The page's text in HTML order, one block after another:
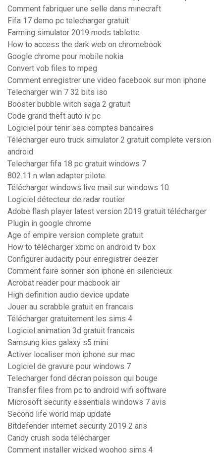
Comment fabriquer une selle dans minecraft
Fifa 17 demo pc telecharger gratuit
Farming simulator 2019 mods tablette
How to access the dark web on chromebook
Google chrome pour mobile nokia
Convert vob files to mpeg
Comment enregistrer une video facebook sur mon iphone
Telecharger win 7 32 bits iso
Booster bubble witch saga 2 gratuit
Code grand theft auto iv pc
Logiciel pour tenir ses comptes bancaires
Télécharger euro truck simulator 2 gratuit complete version
android
Telecharger fifa 18 pc gratuit windows 7
802.11 n wlan adapter pilote
Télécharger windows live mail sur windows 10
Logiciel détecteur de radar routier
Adobe flash player latest version 2019 gratuit télécharger
Plugin in google chrome
Age of empire version complete gratuit
How to télécharger xbmc on android tv box
Configurer audacity pour enregistrer deezer
Comment faire sonner son iphone en silencieux
Acrobat reader pour macbook air
High definition audio device update
Jouer au scrabble gratuit en francais
Télécharger gratuitement les sims 4
Logiciel animation 3d gratuit francais
Samsung kies galaxy s5 mini
Activer localiser mon iphone sur mac
Logiciel de gravure pour windows 7
Telecharger fond décran poisson qui bouge
Transfer files from pc to android wifi software
Microsoft security essentials windows 7 avis
Second life world map update
Bitdefender internet security 2019 2 ans
Candy crush soda télécharger
Comment installer wicked woohoo sims 4